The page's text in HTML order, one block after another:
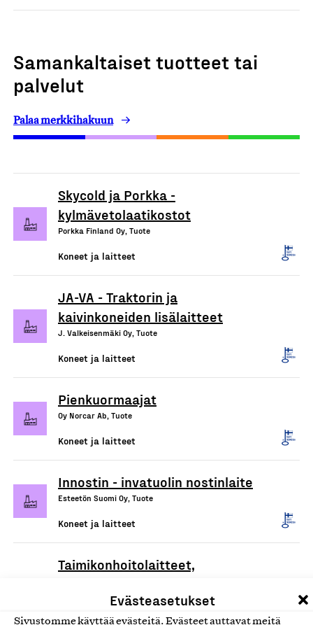
Evästeasetukset
Sivustomme käyttää evästeitä. Evästeet auttavat meitä
Samankaltaiset tuotteet tai
palvelut
Palaa merkkihakuun
Skycold ja Porkka -
kylmävetolaatikostot
Porkka Finland Oy, Tuote
Koneet ja laitteet
JA-VA - Traktorin ja
kaivinkoneiden lisälaitteet
J. Valkeisenmäki Oy, Tuote
Koneet ja laitteet
Pienkuormaajat
Oy Norcar Ab, Tuote
Koneet ja laitteet
Innostin - invatuolin nostinlaite
Esteetön Suomi Oy, Tuote
Koneet ja laitteet
Taimikonhoitolaitteet,
istutuskoneet
Risutec Oy, Tuote